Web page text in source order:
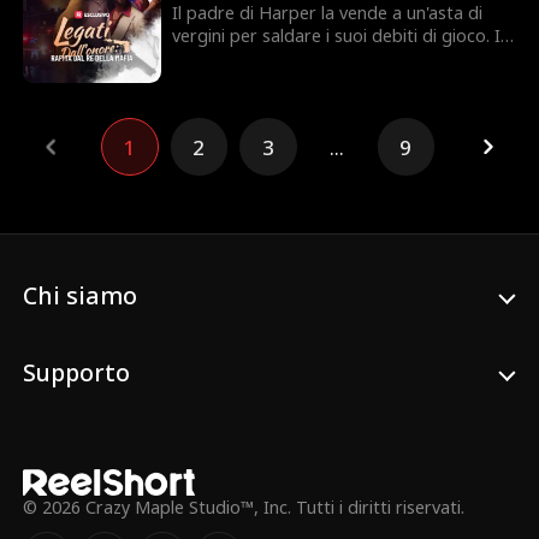
insieme, riusciranno a resistersi?
Il padre di Harper la vende a un'asta di
vergini per saldare i suoi debiti di gioco. Il
l'uomo più pericoloso del sottobosco
criminale da Harper?
1 2 3 ... 9
Chi siamo
Supporto
© 2026 Crazy Maple Studio™, Inc. Tutti i diritti riservati.